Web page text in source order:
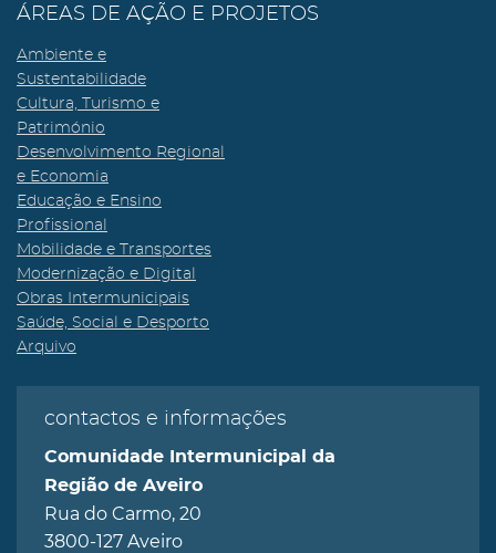
ÁREAS DE AÇÃO E PROJETOS
Ambiente e
Sustentabilidade
Cultura, Turismo e
Património
Desenvolvimento Regional
e Economia
Educação e Ensino
Profissional
Mobilidade e Transportes
Modernização e Digital
Obras Intermunicipais
Saúde, Social e Desporto
Arquivo
contactos e informações
Comunidade Intermunicipal da
Região de Aveiro
Rua do Carmo, 20
3800-127 Aveiro